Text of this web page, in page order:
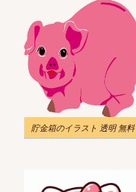
貯金箱のイラスト 透明 無料